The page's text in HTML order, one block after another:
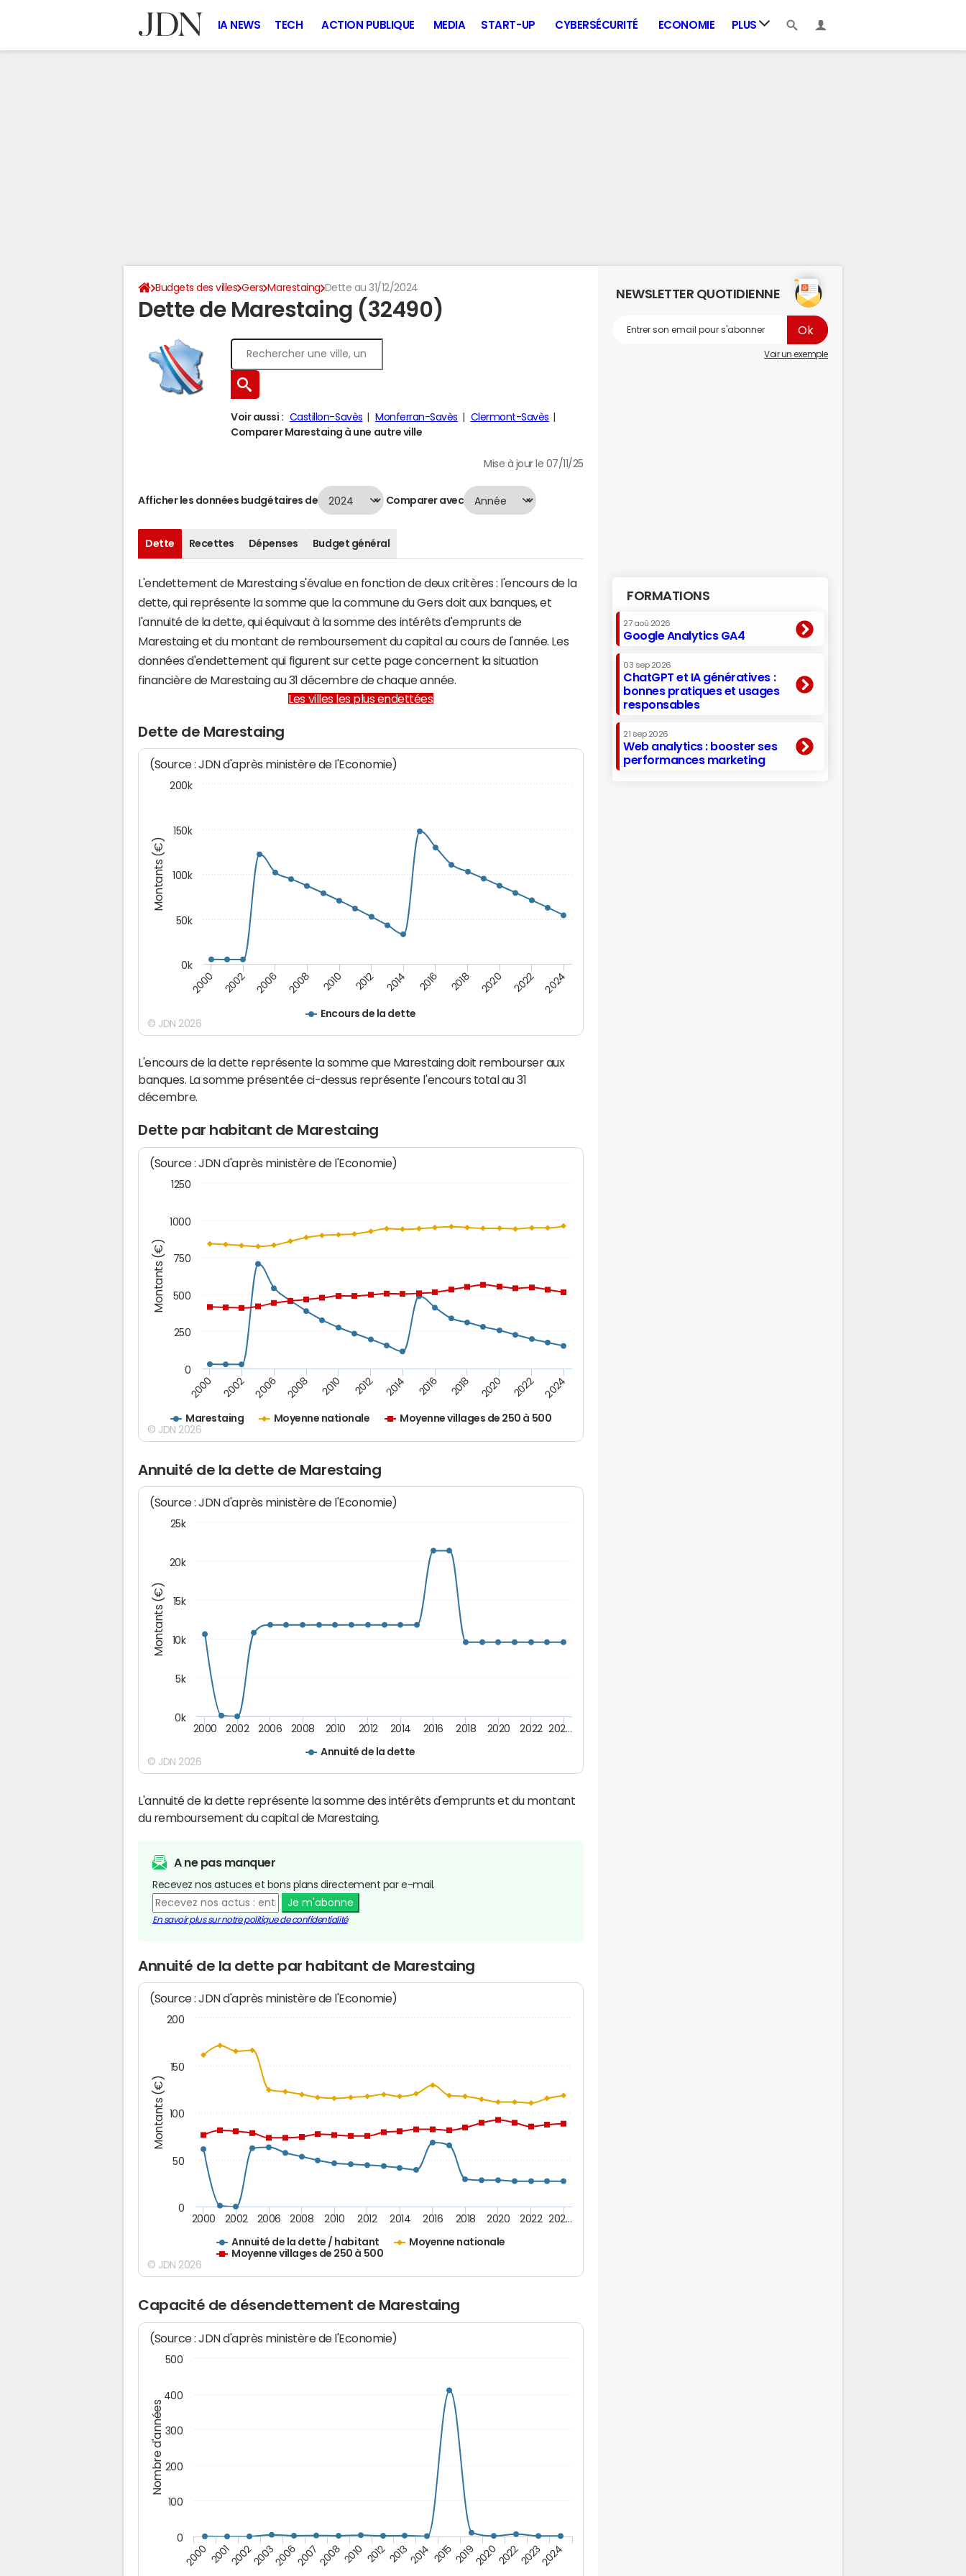
IA NEWS TECH ACTION PUBLIQUE MEDIA START-UP CYBERSÉCURITÉ ECONOMIE PLUS
Budgets des villes Gers Marestaing Dette au 31/12/2024
Dette de Marestaing (32490)
Voir aussi : Castillon-Savès Monferran-Savès
Clermont-Savès
Comparer Marestaing à une autre ville
Mise à jour le 07/11/25
Afficher les données budgétaires de Comparer avec
Dette Recettes Dépenses Budget général
L'endettement de Marestaing s'évalue en fonction de deux critères : l'encours de la
dette, qui représente la somme que la commune du Gers doit aux banques, et
l'annuité de la dette, qui équivaut à la somme des intérêts d'emprunts de
Marestaing et du montant de remboursement du capital au cours de l'année. Les
données d'endettement qui figurent sur cette page concernent la situation
financière de Marestaing au 31 décembre de chaque année.
Les villes les plus endettées
Dette de Marestaing
Montants (€)
(Source : JDN d'après ministère de l'Economie)
Encours de la dette
2000 2002 2006 2008 2010 2012 2014 2016 2018 2020 2022 2024
0k
50k
100k
150k
200k
© JDN 2026
L'encours de la dette représente la somme que Marestaing doit rembourser aux
banques. La somme présentée ci-dessus représente l'encours total au 31
décembre.
Dette par habitant de Marestaing
Montants (€)
(Source : JDN d'après ministère de l'Economie)
Marestaing Moyenne nationale Moyenne villages de 250 à 500
2000 2002 2006 2008 2010 2012 2014 2016 2018 2020 2022 2024
0
250
500
750
1000
1250
© JDN 2026
Annuité de la dette de Marestaing
Montants (€)
(Source : JDN d'après ministère de l'Economie)
Annuité de la dette
2000 2002 2006 2008 2010 2012 2014 2016 2018 2020 2022 202…
0k
5k
10k
15k
20k
25k
© JDN 2026
L'annuité de la dette représente la somme des intérêts d'emprunts et du montant
du remboursement du capital de Marestaing.
A ne pas manquer
Recevez nos astuces et bons plans directement par e-mail.
Je m'abonne
En savoir plus sur notre politique de confidentialité
Annuité de la dette par habitant de Marestaing
Montants (€)
(Source : JDN d'après ministère de l'Economie)
Annuité de la dette / habitant
Moyenne nationale
Moyenne villages de 250 à 500
2000 2002 2006 2008 2010 2012 2014 2016 2018 2020 2022 202…
0
50
100
150
200
© JDN 2026
Capacité de désendettement de Marestaing
Nombre d'années
(Source : JDN d'après ministère de l'Economie)
2000 2001200220032006200720082010 2012 20132014 2015 20192020202220232024
0
100
200
300
400
500
NEWSLETTER QUOTIDIENNE
Voir un exemple
FORMATIONS
27 aoû 2026
Google Analytics GA4
03 sep 2026
ChatGPT et IA génératives :
bonnes pratiques et usages
responsables
21 sep 2026
Web analytics : booster ses
performances marketing